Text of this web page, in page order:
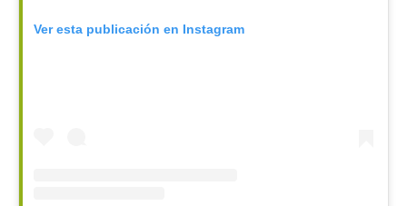
Ver esta publicación en Instagram